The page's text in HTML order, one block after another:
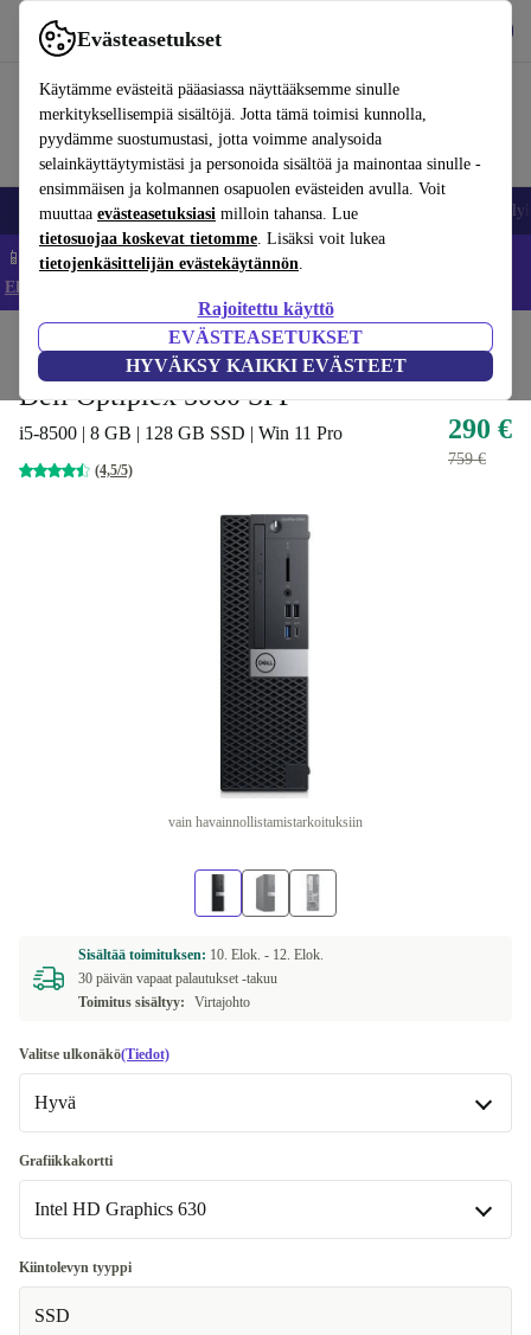
Evästeasetukset
Käytämme evästeitä pääasiassa näyttääksemme sinulle
merkityksellisempiä sisältöjä. Jotta tämä toimisi kunnolla,
pyydämme suostumustasi, jotta voimme analysoida
selainkäyttäytymistäsi ja personoida sisältöä ja mainontaa sinulle -
ensimmäisen ja kolmannen osapuolen evästeiden avulla. Voit
muuttaa evästeasetuksiasi milloin tahansa. Lue
tietosuojaa koskevat tietomme. Lisäksi voit lukea
tietojenkäsittelijän evästekäytännön.
Rajoitettu käyttö
EVÄSTEASETUKSET
HYVÄKSY KAIKKI EVÄSTEET
Käytä refurbed-palvelua nopeasti ja helposti
Matkapuhelimet ja älypuhelimet Kannettavat tietokoneet
📱 Säästä 5 % LISÄÄ iPhoneista – Koodi: IPHONEDEAL –
Ehdot ja säännöt
Pöytätietokoneet Dellin pöytätietokoneet
Dell Optiplex 5060 SFF
i5-8500 | 8 GB | 128 GB SSD | Win 11 Pro
(4,5/5)
290 €
759 €
vain havainnollistamistarkoituksiin
Sisältää toimituksen: 10. Elok. - 12. Elok.
30 päivän vapaat palautukset -takuu
Toimitus sisältyy:
Virtajohto
Valitse ulkonäkö(Tiedot)
Hyvä
Hyvä
Erittäin hyvä +17 €
Grafiikkakortti
Intel HD Graphics 630
Intel HD Graphics 630
Saatavilla muissa konfiguraatioissa
Kiintolevyn tyyppi
SSD